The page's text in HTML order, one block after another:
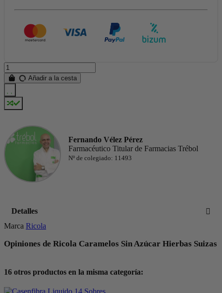
Añadir a la cesta
Fernando Vélez Pérez
Farmacéutico Titular de Farmacias Trébol
Nº de colegiado: 11493
Detalles
Marca Ricola
Opiniones de Ricola Caramelos Sin Azúcar Hierbas Suizas
16 otros productos en la misma categoría: